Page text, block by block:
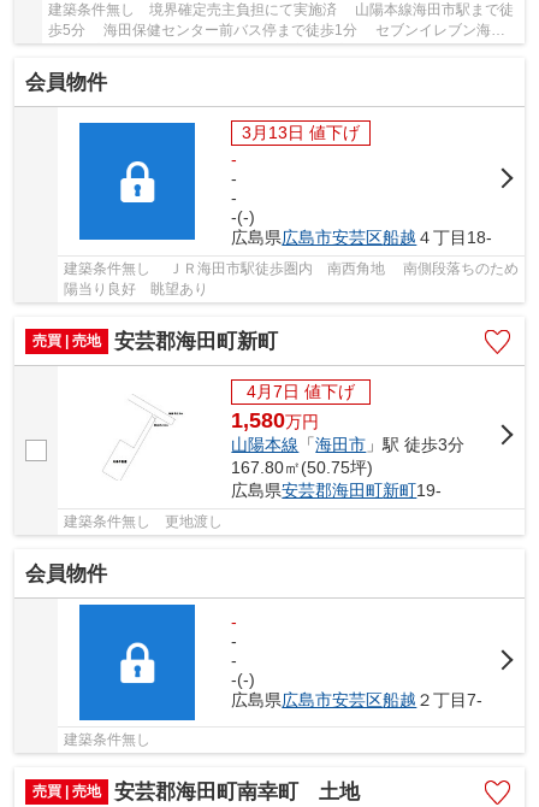
建築条件無し 境界確定売主負担にて実施済 山陽本線海田市駅まで徒
歩5分 海田保健センター前バス停まで徒歩1分 セブンイレブン海田
会員物件
3月13日 値下げ
-
-
-
-(-)
広島県広島市安芸区船越 ４丁目18-
建築条件無し ＪＲ海田市駅徒歩圏内 南西角地 南側段落ちのため
陽当り良好 眺望あり
売買 | 売地 安芸郡海田町新町
4月7日 値下げ
1,580万円
山陽本線 「海田市 」駅 徒歩3分
167.80㎡(50.75坪)
広島県安芸郡海田町新町19-
建築条件無し 更地渡し
会員物件
-
-
-
-(-)
広島県広島市安芸区船越 ２丁目7-
建築条件無し
売買 | 売地 安芸郡海田町南幸町 土地